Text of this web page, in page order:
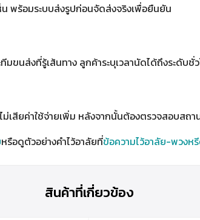
น พร้อมระบบส่งรูปก่อนจัดส่งจริงเพื่อยืนยัน
ขนส่งที่รู้เส้นทาง ลูกค้าระบุเวลานัดได้ถึงระดับชั่
ม่เสียค่าใช้จ่ายเพิ่ม หลังจากนั้นต้องตรวจสอบสถ
หรือดูตัวอย่างคำไว้อาลัยที่ข้อความไว้อาลัย-พวงห
สินค้าที่เกี่ยวข้อง